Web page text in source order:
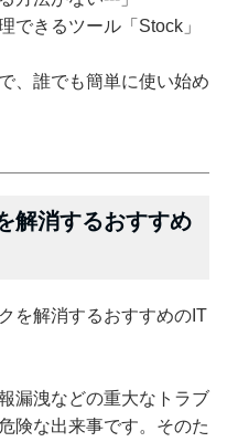
できるツール「Stock」
、誰でも簡単に使い始め
解消するおすすめ
を解消するおすすめのIT
漏洩などの重大なトラブ
険な出来事です。そのた